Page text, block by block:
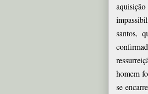
santos,
homem
se